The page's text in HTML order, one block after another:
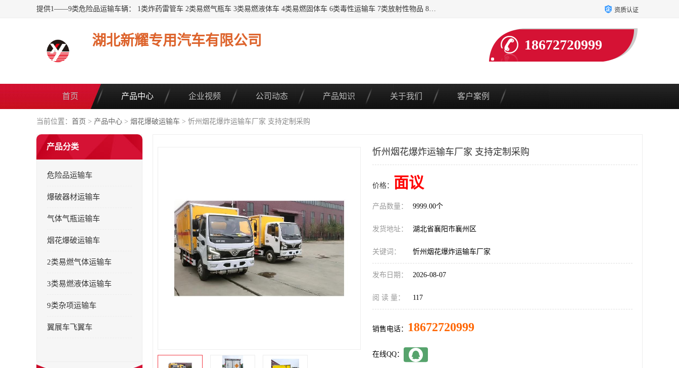
提供1——9类危险品运输车辆： 1类炸药雷管车 2类易燃气瓶车 3类易燃液体车 4类易燃固体车 6类毒性运输车 7类放射性物品 8类腐蚀性物品 9类杂项类物品 各类底盘，品种齐全。厂家直供，品质保证。 公告品种环保齐全，上牌无忧。 全国可送货上门，可分期，可*，可包牌。 详情可咨询: *（微信同号） 资质认证
湖北新耀专用汽车有限公司 18672720999
首页 产品中心 企业视频 公司动态 产品知识 关于我们 客户案例
当前位置： 首页 > 产品中心 > 烟花爆破运输车 > 忻州烟花爆炸运输车厂家 支持定制采购
产品分类
危险品运输车
爆破器材运输车
气体气瓶运输车
烟花爆破运输车
2类易燃气体运输车
3类易燃液体运输车
9类杂项运输车
翼展车飞翼车
忻州烟花爆炸运输车厂家 支持定制采购
价格： 面议
产品数量： 9999.00个
发货地址： 湖北省襄阳市襄州区
关键词： 忻州烟花爆炸运输车厂家
发布日期： 2026-08-07
阅 读 量： 117
销售电话： 18672720999
在线QQ：